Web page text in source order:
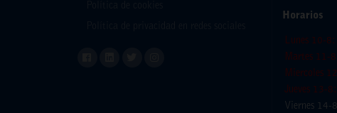
Horarios
Lunes 10-
Martes 11-
Miercoles
Jueves 13-
Viernes